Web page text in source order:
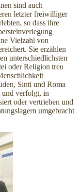
sind auch
letzter freiwilliger
so dass ihre
Vielzahl von
Sie erzählen
unterschiedlichsten
oder Religion treu
Sinti und Roma
und verfolgt, in
oder vertrieben und
umgebracht